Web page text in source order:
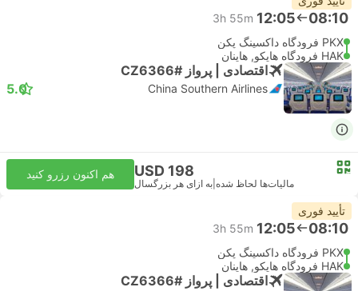
08:10
12:05
3h 55m
PKX فرودگاه داکسینگ پکن
HAK فرودگاه هایکو, هاینان
اقتصادی | پرواز #CZ6366
China Southern Airlines
5.0
USD 198
مالیات‌ها لحاظ شده به ازای هر بزرگسال
هم اکنون رزرو کنید
تأیید فوری
08:10
12:05
3h 55m
PKX فرودگاه داکسینگ پکن
HAK فرودگاه هایکو, هاینان
اقتصادی | پرواز #CZ6366